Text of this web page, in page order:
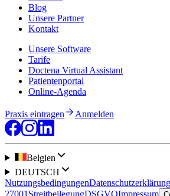
Blog
Unsere Partner
Kontakt
Unsere Software
Tarife
Doctena Virtual Assistant
Patientenportal
Online-Agenda
Praxis eintragen Anmelden
Belgien
DEUTSCH
NutzungsbedingungenDatenschutzerklärung
27001 StreitbeilegungDSGVOImpressum